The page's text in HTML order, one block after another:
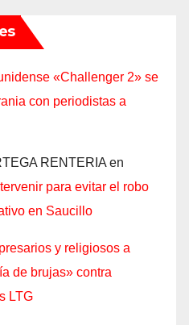
«Challenger 2» se
con periodistas a
RENTERIA en
para evitar el robo
en Saucillo
y religiosos a
de brujas» contra
LTG